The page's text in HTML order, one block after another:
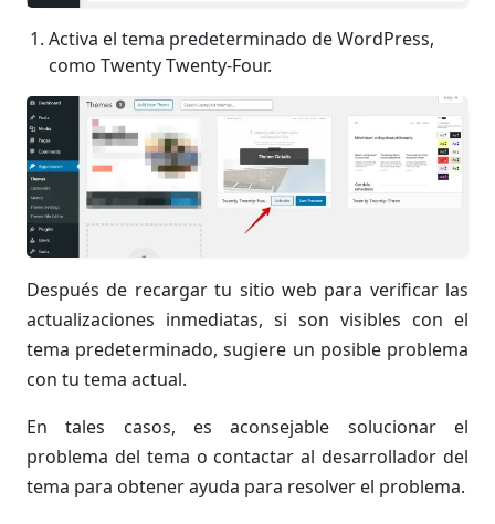
Activa el tema predeterminado de WordPress,
como Twenty Twenty-Four.
Después de recargar tu sitio web para verificar las
actualizaciones inmediatas, si son visibles con el
tema predeterminado, sugiere un posible problema
con tu tema actual.
En tales casos, es aconsejable solucionar el
problema del tema o contactar al desarrollador del
tema para obtener ayuda para resolver el problema.